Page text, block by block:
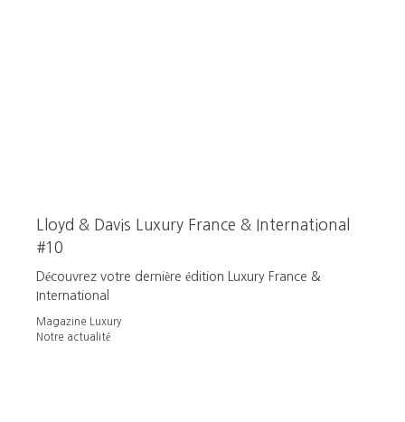
Lloyd & Davis Luxury France & International
#10
Découvrez votre dernière édition Luxury France &
International
Magazine Luxury
Notre actualité